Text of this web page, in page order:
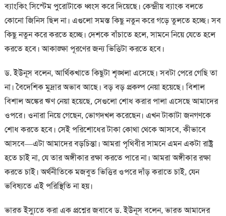
ব্যাংকিং সিস্টেম পুরোটাকে ধ্বংস করে দিয়েছে। কেন্দ্রীয় ব্যাংক বলতে
কোনো জিনিস ছিল না। এগুলো সমস্ত কিছু নতুন করে গড়ে তুলতে হচ্ছে। সব
কিছু নতুন করে করতে হচ্ছে। দেশকে বাঁচাতে হলে, সামনে নিয়ে যেতে হলে
করতে হবে। আকাঙ্ক্ষা পূরণের জন্য ভিত্তিটা করতে হবে।
ড. ইউনূস বলেন, আর্থিকখাতে কিছুটা শৃঙ্খলা এসেছে। সবটা পেরে গেছি তা
না। বৈদেশিক মুদ্রার অভাব আছে। বড় বড় প্রকল্প নেয়া হয়েছে। বিশাল
বিশাল অঙ্কের ঋণ নেয়া হয়েছে, সেগুলো শোধ করার পালা এসেছে আমাদের
ওপরে। ওনারা নিয়ে গেছেন, ভোগদখল করেছেন। এখন টাকাটা জনগণকে
শোধ করতে হবে। সেই পরিশোধের টাকা কোথা থেকে আসবে, কীভাবে
আসবে—এটা আমাদের বড়চিন্তা। আমরা পৃথিবীর সামনে এমন একটা রাষ্ট্র
হতে চাই না, যে তার অঙ্গীকার রক্ষা করতে পারে না। আমরা অঙ্গীকার রক্ষা
করতে চাই। অর্থনীতিকে মজবুত ভিত্তির ওপরে দাঁড় করাতে চাই, যেন
ভবিষ্যতে এই পরিস্থিতি না হয়।
ভারত ইস্যুতে করা এক প্রশ্নের জবাবে ড. ইউনূস বলেন, ভারত আমাদের